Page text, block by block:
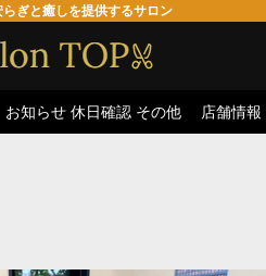
ぎと癒しを提供するサロン
お知らせ 休日確認 その他 店舗情報